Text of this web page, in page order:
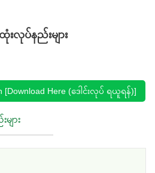
လုပ်နည်းများ
[Download Here (ဒေါင်းလုပ် ရယူရန်)]
ျား